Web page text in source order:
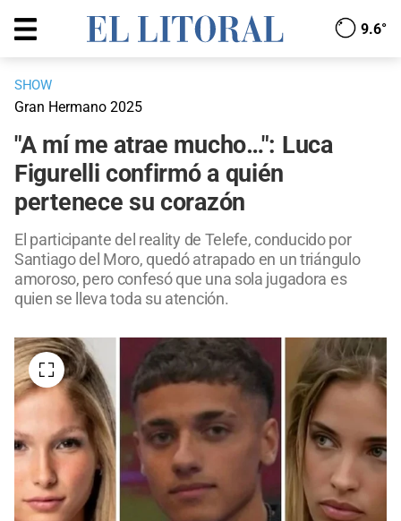
9.6°
SHOW
Gran Hermano 2025
"A mí me atrae mucho…": Luca
Figurelli confirmó a quién
pertenece su corazón
El participante del reality de Telefe, conducido por
Santiago del Moro, quedó atrapado en un triángulo
amoroso, pero confesó que una sola jugadora es
quien se lleva toda su atención.